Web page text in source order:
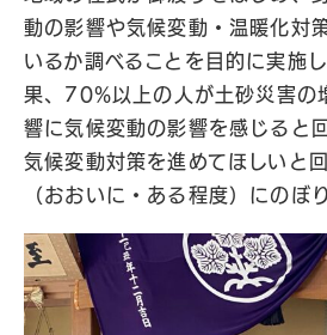
動の影響や気候変動・温暖化対
いるか調べることを目的に実施
果、70%以上の人が土砂災害の
響に気候変動の影響を感じると
気候変動対策を進めてほしいと
（おおいに・ある程度）にのぼ